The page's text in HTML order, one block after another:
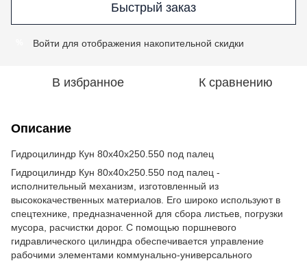
Быстрый заказ
Войти для отображения накопительной скидки
В избранное К сравнению
Описание
Гидроцилиндр Кун 80х40х250.550 под палец
Гидроцилиндр Кун 80х40х250.550 под палец -
исполнительный механизм, изготовленный из
высококачественных материалов. Его широко используют в
спецтехнике, предназначенной для сбора листьев, погрузки
мусора, расчистки дорог. С помощью поршневого
гидравлического цилиндра обеспечивается управление
рабочими элементами коммунально-универсального